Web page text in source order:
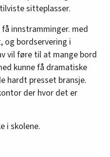
sitteplasser.
innstramminger. med
og bordservering i
vil føre til at mange bord
kunne få dramatiske
hardt presset bransje.
der hvor det er
i skolene.